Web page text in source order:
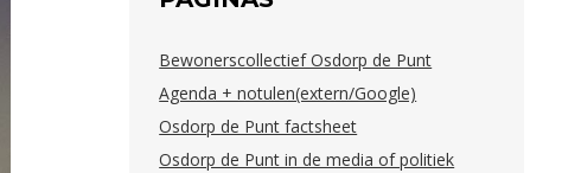
Bewonerscollectief Osdorp de Punt
Agenda + notulen(extern/Google)
Osdorp de Punt factsheet
Osdorp de Punt in de media of politiek